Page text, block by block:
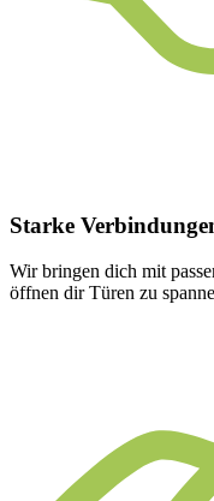
Starke
Wir bringen dich mit
öffnen dir Türen zu